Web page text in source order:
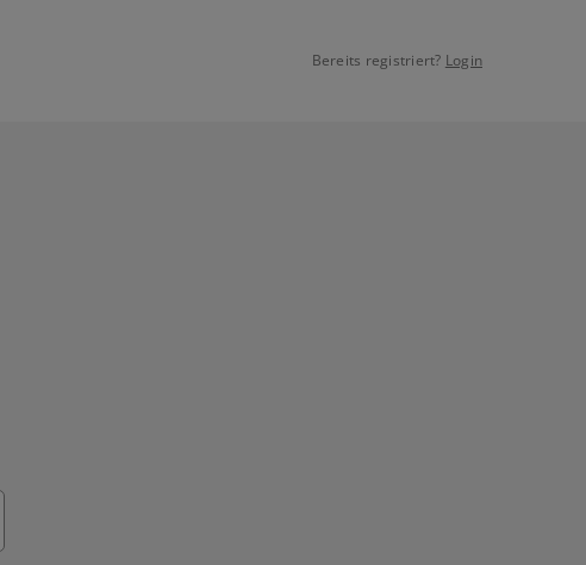
Bereits registriert? Login